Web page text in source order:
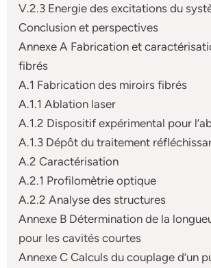
V.2.3 Energie des excitations du
Conclusion et perspectives
Annexe A Fabrication et
fibrés
A.1 Fabrication des miroirs fibrés
A.1.1 Ablation laser
A.1.2 Dispositif expérimental pour
A.1.3 Dépôt du traitement
A.2 Caractérisation
A.2.1 Profilomètrie optique
A.2.2 Analyse des structures
Annexe B Détermination de la
pour les cavités courtes
Annexe C Calculs du couplage d’un